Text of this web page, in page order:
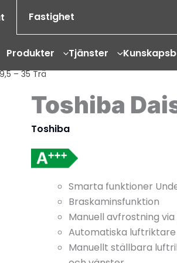
Fastighet
Produkter Tjänster
– 35 Trä
Toshiba
Toshiba
Smarta funktioner
Braskaminsfunktion
Manuell avfrostning
Automatiska
Manuellt ställbara